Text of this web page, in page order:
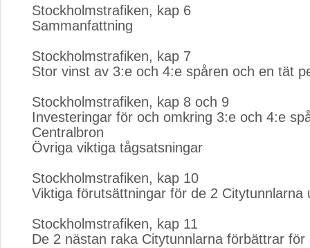
Stockholmstrafiken, kap 6
Sammanfattning
Stockholmstrafiken, kap 7
Stor vinst av 3:e och 4:e spåren och en tät
Stockholmstrafiken, kap 8 och 9
Investeringar för och omkring 3:e och 4:e
Centralbron
Övriga viktiga tågsatsningar
Stockholmstrafiken, kap 10
Viktiga förutsättningar för de 2 Citytunnlarna
Stockholmstrafiken, kap 11
De 2 nästan raka Citytunnlarna förbättrar för